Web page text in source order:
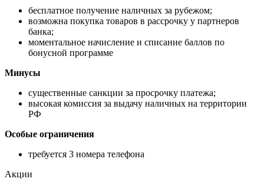
бесплатное получение наличных за рубежом;
возможна покупка товаров в рассрочку у партнеров
банка;
моментальное начисление и списание баллов по
бонусной программе
Минусы
существенные санкции за просрочку платежа;
высокая комиссия за выдачу наличных на территории
РФ
Особые ограничения
требуется 3 номера телефона
Акции